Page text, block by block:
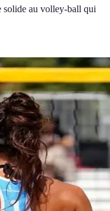
solide au volley-ball qui